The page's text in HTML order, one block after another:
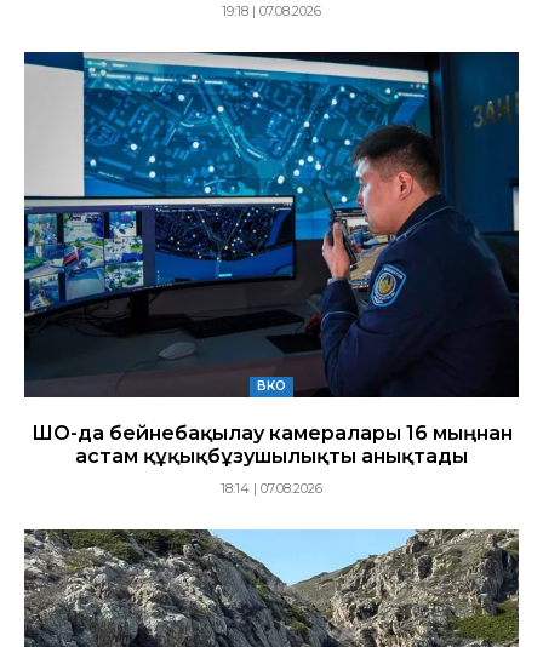
19:18 | 07.08.2026
ВКО
ШҚО-да бейнебақылау камералары 16 мыңнан
астам құқықбұзушылықты анықтады
18:14 | 07.08.2026